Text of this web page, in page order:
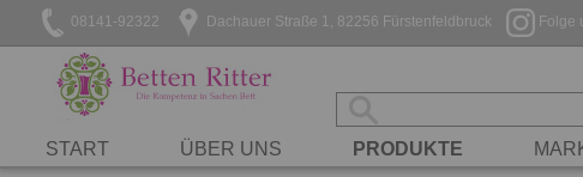
08141-92322 Dachauer Straße 1, 82256 Fürstenfeldbruck Folge
START ÜBER UNS PRODUKTE